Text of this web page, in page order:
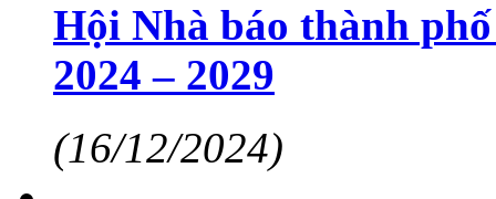
Hội Nhà báo thành
2024 – 2029
(16/12/2024)